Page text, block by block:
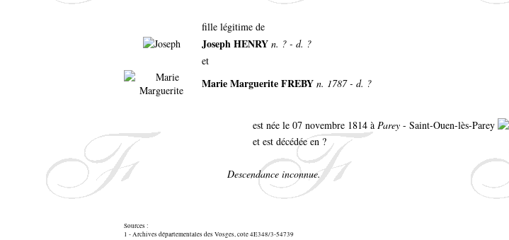
fille légitime de
Joseph HENRY n. ? - d. ?
et
Marie Marguerite FREBY n. 1787 - d. ?
est née le 07 novembre 1814 à Parey - Saint-Ouen-lès-Parey
et est décédée en ?
Descendance inconnue.
Sources :
1 - Archives départementales des Vosges, cote 4E348/3-54739